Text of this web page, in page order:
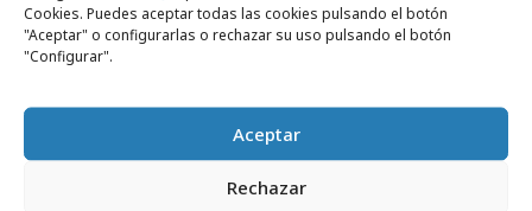
Cookies. Puedes aceptar todas las cookies pulsando el botón
"Aceptar" o configurarlas o rechazar su uso pulsando el botón
"Configurar".
Aceptar
Rechazar
la desigualdad salarial, lo que les genera
sentimientos de rabia y frustración,
Las mujeres tienen ambición, pero el no
verla realizada es fuente de frustración.
Las mujeres tienen mayor dificultad para